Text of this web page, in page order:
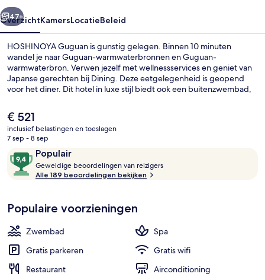
Volgende
47+
OverzichtKamersLocatieBeleid
HOSHINOYA Guguan is gunstig gelegen. Binnen 10 minuten
wandel je naar Guguan-warmwaterbronnen en Guguan-
warmwaterbron. Verwen jezelf met wellnessservices en geniet van
Japanse gerechten bij Dining. Deze eetgelegenheid is geopend
voor het diner. Dit hotel in luxe stijl biedt ook een buitenzwembad,
algehele staat van de accommodatie.
De
huidige
prijs
€ 521
€ 521
inclusief belastingen en toeslagen
7 sep - 8 sep
Beoordelingen
Populair
9,4
van
10,
Geweldige beoordelingen van reizigers
i
e
b
Alle 189 beoordelingen bekijken
Populaire voorzieningen
Zwembad
Spa
Gratis parkeren
Gratis wifi
Restaurant
Airconditioning